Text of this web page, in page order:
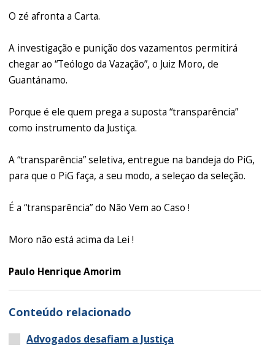
O zé afronta a Carta.
A investigação e punição dos vazamentos permitirá
chegar ao “Teólogo da Vazação”, o Juiz Moro, de
Guantánamo.
Porque é ele quem prega a suposta “transparência”
como instrumento da Justiça.
A “transparência” seletiva, entregue na bandeja do PiG,
para que o PiG faça, a seu modo, a seleçao da seleção.
É a “transparência” do Não Vem ao Caso !
Moro não está acima da Lei !
Paulo Henrique Amorim
Conteúdo relacionado
Advogados desafiam a Justiça